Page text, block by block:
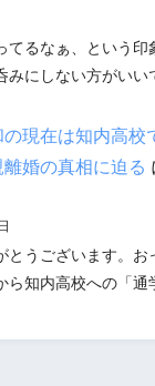
てるなぁ、という印
みにしない方がいい
の現在は知内高校
婚の真相に迫る
とうございます。お
ら知内高校への「